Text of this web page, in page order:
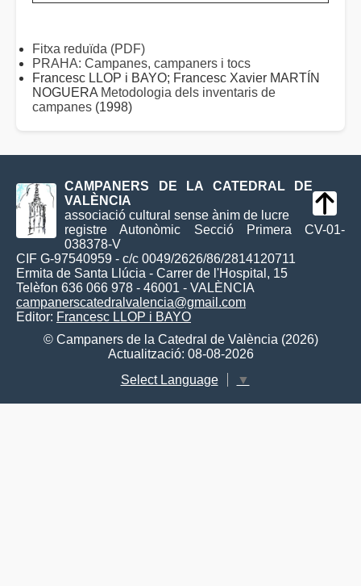
Fitxa reduïda (PDF)
PRAHA: Campanes, campaners i tocs
Francesc LLOP i BAYO; Francesc Xavier MARTÍN
NOGUERA Metodologia dels inventaris de
campanes (1998)
CAMPANERS DE LA CATEDRAL DE
VALÈNCIA
associació cultural sense ànim de lucre
registre Autonòmic Secció Primera CV-01-
038378-V
CIF G-97540959 - c/c 0049/2626/86/2814120711
Ermita de Santa Llúcia - Carrer de l'Hospital, 15
Telèfon 636 066 978 - 46001 - VALÈNCIA
campanerscatedralvalencia@gmail.com
Editor: Francesc LLOP i BAYO
© Campaners de la Catedral de València (2026)
Actualització: 08-08-2026
Select Language
▼